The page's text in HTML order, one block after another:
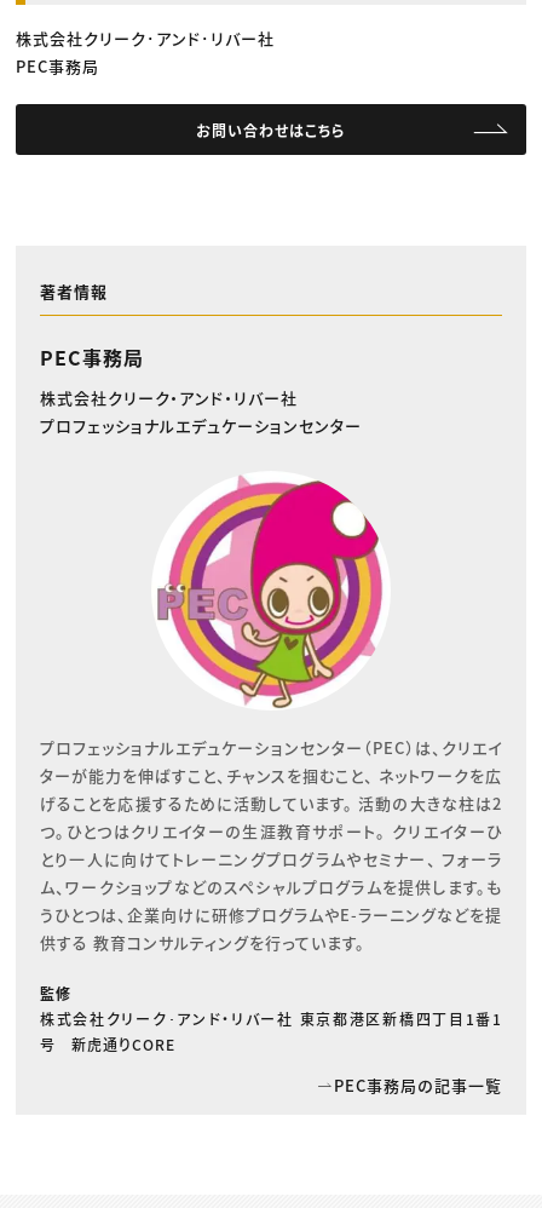
株式会社クリーク･アンド･リバー社
PEC事務局
お問い合わせはこちら
著者情報
PEC事務局
株式会社クリーク・アンド・リバー社
プロフェッショナルエデュケーションセンター
プロフェッショナルエデュケーションセンター（PEC）は、クリエイ
ターが能力を伸ばすこと、チャンスを掴むこと、 ネットワークを広
げることを応援するために活動しています。 活動の大きな柱は2
つ。ひとつはクリエイターの生涯教育サポート。 クリエイターひ
とり一人に向けてトレーニングプログラムやセミナー、 フォーラ
ム、ワークショップなどのスペシャルプログラムを提供します。も
うひとつは、企業向けに研修プログラムやE-ラーニングなどを提
供する 教育コンサルティングを行っています。
監修
株式会社クリーク･アンド・リバー社 東京都港区新橋四丁目1番1
号 新虎通りCORE
PEC事務局の記事一覧